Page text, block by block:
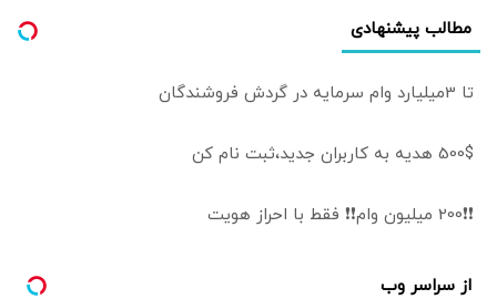
در بازار قطعی بود
مطالب پیشنهادی
تا 3میلیارد وام سرمایه در گردش فروشندگان
500$ هدیه به کاربران جدید،ثبت نام کن
❗❗200 میلیون وام❗❗ فقط با احراز هویت
از سراسر وب